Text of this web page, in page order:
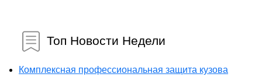
Топ Новости Недели
Комплексная профессиональная защита кузова